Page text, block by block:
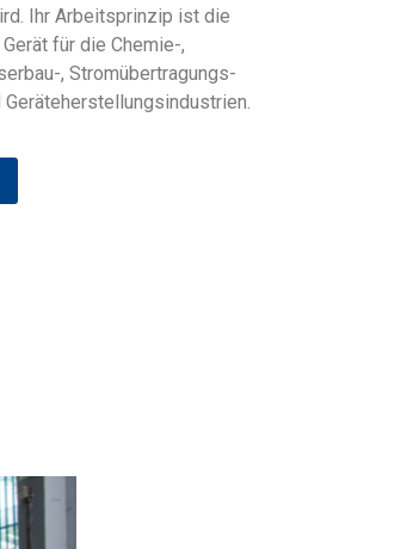
Ihr Arbeitsprinzip ist die
für die Chemie-,
, Stromübertragungs-